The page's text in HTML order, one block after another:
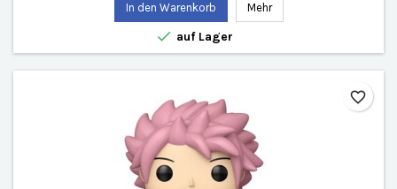
In den Warenkorb Mehr
 auf Lager
favorite_border